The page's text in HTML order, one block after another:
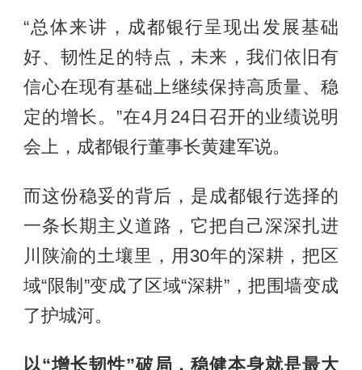
“总体来讲，成都银行呈现出发展基础
好、韧性足的特点，未来，我们依旧有
信心在现有基础上继续保持高质量、稳
定的增长。”在4月24日召开的业绩说明
会上，成都银行董事长黄建军说。
而这份稳妥的背后，是成都银行选择的
一条长期主义道路，它把自己深深扎进
川陕渝的土壤里，用30年的深耕，把区
域“限制”变成了区域“深耕”，把围墙变成
了护城河。
以“增长韧性”破局，稳健本身就是最大